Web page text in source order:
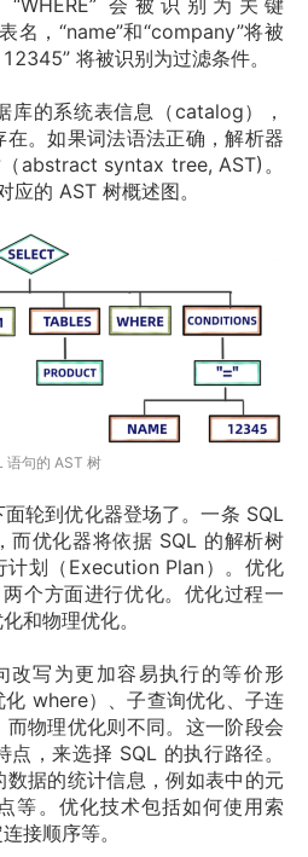
“WHERE” 会被识别为关键
名，“name”和“company”将被
将被识别为过滤条件。
库的系统表信息（catalog），
。如果词法语法正确，解析器
abstract syntax tree, AST)。
应的 AST 树概述图。
语句的 AST 树
轮到优化器登场了。一条 SQL
而优化器将依据 SQL 的解析树
计划（Execution Plan）。优化
个方面进行优化。优化过程一
和物理优化。
改写为更加容易执行的等价形
where）、子查询优化、子连
物理优化则不同。这一阶段会
，来选择 SQL 的执行路径。
据的统计信息，例如表中的元
等。优化技术包括如何使用索
接顺序等。